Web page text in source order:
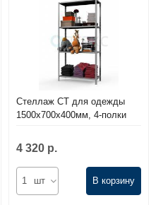
Стеллаж СТ для одежды
1500х700х400мм, 4-полки
4 320 р.
шт В корзину